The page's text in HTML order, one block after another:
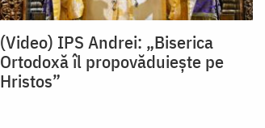
(Video) IPS Andrei: „Biserica
Ortodoxă îl propovăduiește pe
Hristos”